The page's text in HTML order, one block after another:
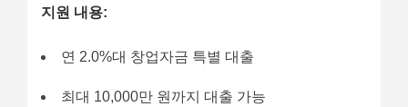
지원 내용:
연 2.0%대 창업자금 특별 대출
최대 10,000만 원까지 대출 가능